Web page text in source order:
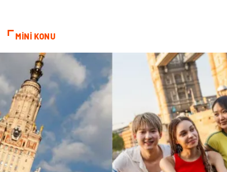
Kına Gecesi
Sigorta Veteriner
kadınlar ve takı sağlık
MİNİ KONU